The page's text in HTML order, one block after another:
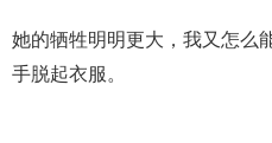
她的牺牲明明更大，我又怎么
手脱起衣服。